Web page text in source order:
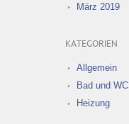
März 2019
KATEGORIEN
Allgemein
Bad und WC
Heizung